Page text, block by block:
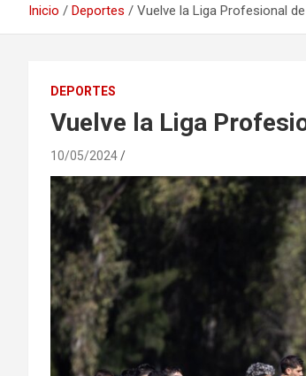
Inicio Deportes Vuelve la Liga Profesional
DEPORTES
Vuelve la Liga
10/05/2024